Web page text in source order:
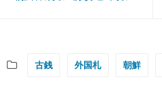
古銭 外国札 朝鮮